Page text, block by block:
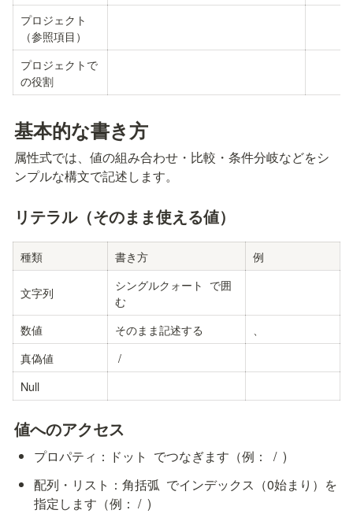
プロジェクト
（参照項目）
プロジェクトで
の役割
基本的な書き方
属性式では、値の組み合わせ・比較・条件分岐などをシ
ンプルな構文で記述します。
リテラル（そのまま使える値）
種類 書き方 例
文字列 シングルクォート で囲
む
数値
そのまま記述する
真偽値
/
Null
値へのアクセス
プロパティ：ドット でつなぎます（例：
  /
)
配列・リスト：角括弧 でインデックス（0始まり）を
指定します（例： / )